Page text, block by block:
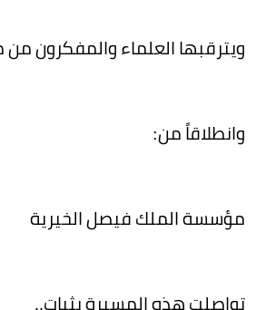
ويترقبها العلماء والمفكرون
وانطلاقاً من:
مؤسسة الملك فيصل الخيرية
تواصلت هذه المسيرة بثبات..